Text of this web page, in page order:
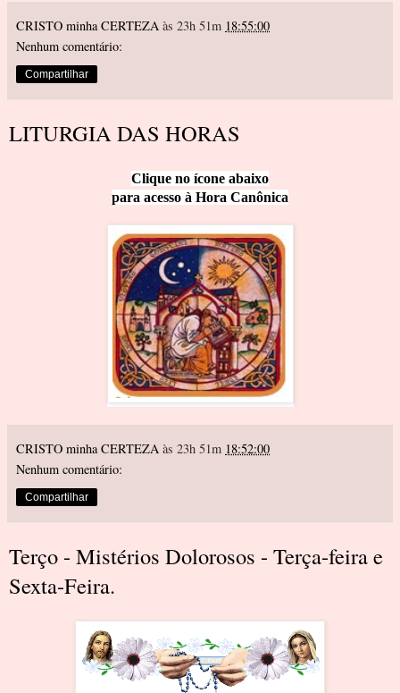
CRISTO minha CERTEZA às 23h 51m 18:55:00
Nenhum comentário:
Compartilhar
LITURGIA DAS HORAS
Clique no ícone abaixo
para acesso à Hora Canônica
CRISTO minha CERTEZA às 23h 51m 18:52:00
Nenhum comentário:
Compartilhar
Terço - Mistérios Dolorosos - Terça-feira e
Sexta-Feira.